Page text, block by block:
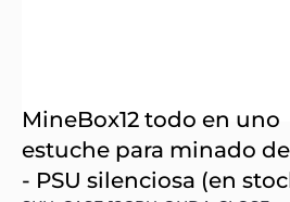
MineBox12 todo en uno
estuche para minado de
- PSU silenciosa (en